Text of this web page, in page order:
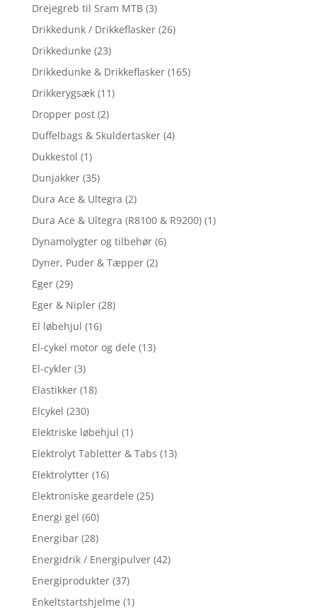
Drejegreb til Sram MTB (3)
Drikkedunk / Drikkeflasker (26)
Drikkedunke (23)
Drikkedunke & Drikkeflasker (165)
Drikkerygsæk (11)
Dropper post (2)
Duffelbags & Skuldertasker (4)
Dukkestol (1)
Dunjakker (35)
Dura Ace & Ultegra (2)
Dura Ace & Ultegra (R8100 & R9200) (1)
Dynamolygter og tilbehør (6)
Dyner, Puder & Tæpper (2)
Eger (29)
Eger & Nipler (28)
El løbehjul (16)
El-cykel motor og dele (13)
El-cykler (3)
Elastikker (18)
Elcykel (230)
Elektriske løbehjul (1)
Elektrolyt Tabletter & Tabs (13)
Elektrolytter (16)
Elektroniske geardele (25)
Energi gel (60)
Energibar (28)
Energidrik / Energipulver (42)
Energiprodukter (37)
Enkeltstartshjelme (1)